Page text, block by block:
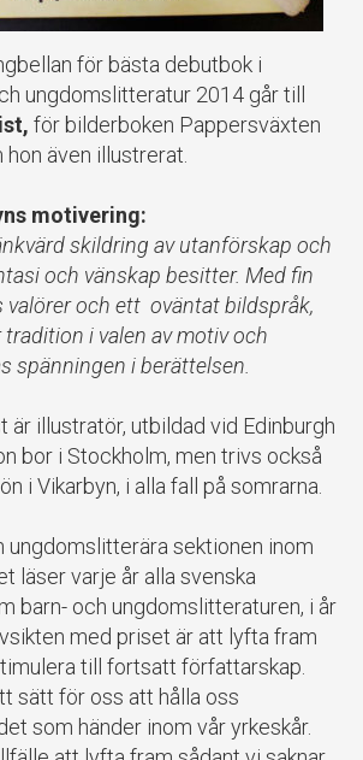
för bästa debutbok i
ungdomslitteratur 2014 går till
för bilderboken Pappersväxten
även illustrerat.
motivering:
skildring av utanförskap och
och vänskap besitter. Med fin
valörer och ett oväntat bildspråk,
i valen av motiv och
spänningen i berättelsen.
är illustratör, utbildad vid Edinburgh
bor i Stockholm, men trivs också
i Vikarbyn, i alla fall på somrarna.
ungdomslitterära sektionen inom
läser varje år alla svenska
barn- och ungdomslitteraturen, i år
med priset är att lyfta fram
till fortsatt författarskap.
sätt för oss att hålla oss
som händer inom vår yrkeskår.